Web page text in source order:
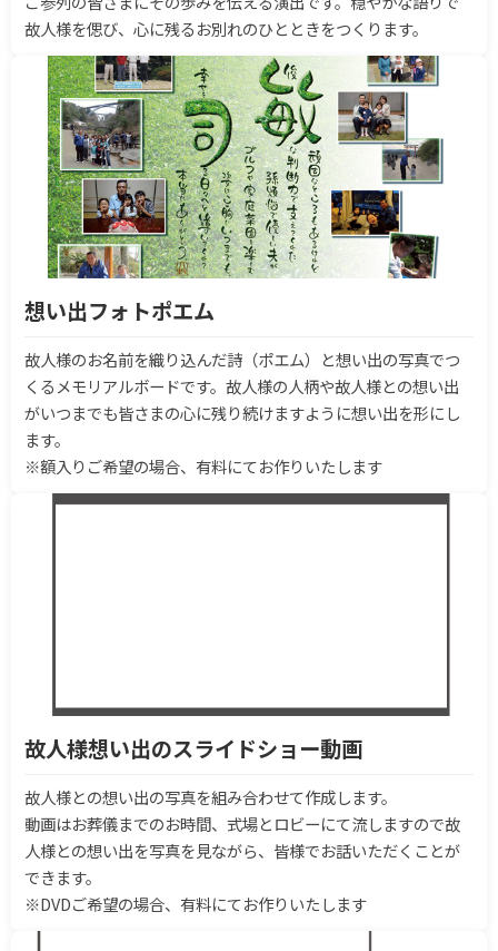
故人様を偲び、心に残るお別れのひとときをつくります。
想い出フォトポエム
故人様のお名前を織り込んだ詩（ポエム）と想い出の写真でつ
くるメモリアルボードです。故人様の人柄や故人様との想い出
がいつまでも皆さまの心に残り続けますように想い出を形にし
ます。
※額入りご希望の場合、有料にてお作りいたします
故人様想い出のスライドショー動画
故人様との想い出の写真を組み合わせて作成します。
動画はお葬儀までのお時間、式場とロビーにて流しますので故
人様との想い出を写真を見ながら、皆様でお話いただくことが
できます。
※DVDご希望の場合、有料にてお作りいたします